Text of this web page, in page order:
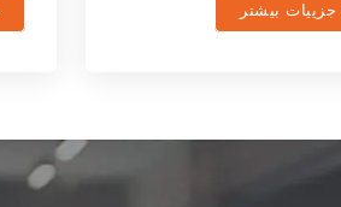
جزییات بیشتر